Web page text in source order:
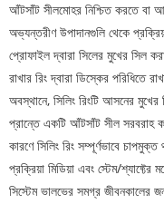
আঁটসাঁট সীলমোহর নিশ্চিত করতে বা
অভ্যন্তরীণ উপাদানগুলি থেকে
প্রোফাইল দ্বারা সিলের মুখের সিল
রাখার রিং দ্বারা ডিস্কের পরিধিতে
অবস্থানে, সিলিং রিংটি আসনের
প্রান্তে একটি আঁটসাঁট সীল সরবরাহ
কারণে সিলিং রিং সম্পূর্ণভাবে চাপমুক্ত
প্রক্রিয়া মিডিয়া এবং স্টেম/শ্যাফ্টের
সিস্টেম ভালভের সমগ্র জীবনকালের